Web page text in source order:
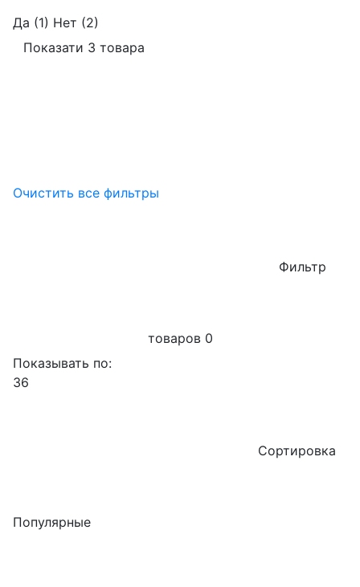
Да (1) Нет (2)
Показати 3 товара
Очистить все фильтры
Фильтр
товаров 0
Показывать по:
36
Сортировка
Популярные